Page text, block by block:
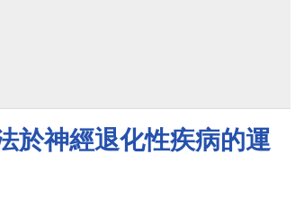
准後提撥補助使用。 二、本院人體
於神經退化性疾病的運